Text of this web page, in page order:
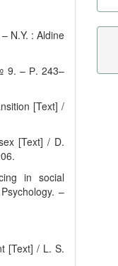
N.Y. : Aldine
9. – Р. 243–
[Text] /
[Text] / D.
in social
–
[Text] / L. S.